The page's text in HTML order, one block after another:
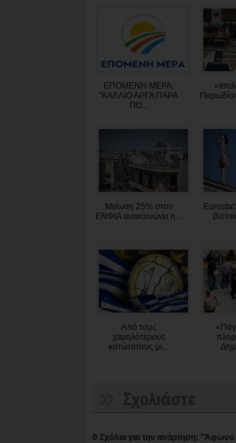
ΕΠΟΜΕΝΗ ΜΕΡΑ:
"ΚΑΛΛΙΟ ΑΡΓΑ ΠΑΡΑ
ΠΟ...
Μείωση 25% στον
ΕΝΦΙΑ ανακοινώνει η...
Από τους
χαμηλότερους
κατώτατους μι...
0 Σχόλια για την ανάρτηση: